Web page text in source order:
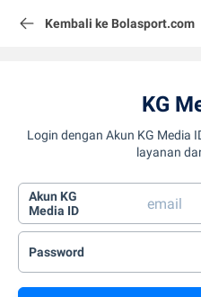
Kembali ke Bolasport.com
KG
Login dengan Akun KG Media
layanan
Akun KG
Media ID
Password